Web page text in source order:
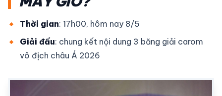
Thời gian: 17h00, hôm nay 8/5
Giải đấu: chung kết nội dung 3 băng giải carom
vô địch châu Á 2026